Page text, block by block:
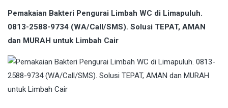
Pemakaian Bakteri Pengurai Limbah WC di Limapuluh.
0813-2588-9734 (WA/Call/SMS). Solusi TEPAT, AMAN
dan MURAH untuk Limbah Cair